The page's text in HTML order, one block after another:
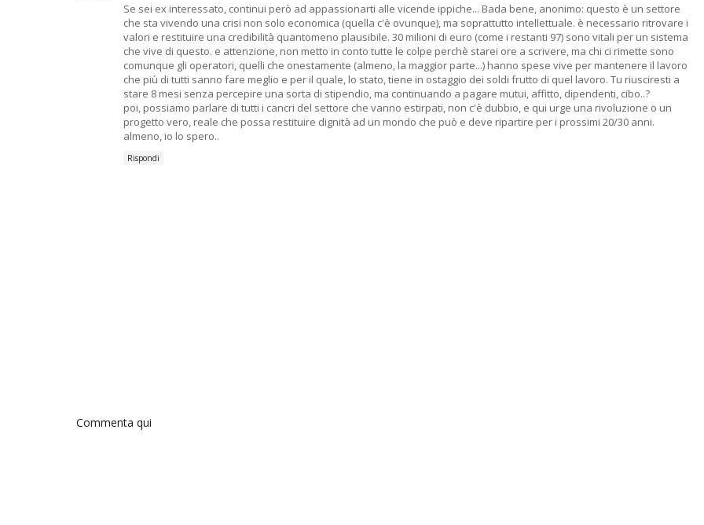
Se sei ex interessato, continui però ad appassionarti alle vicende ippiche... Bada bene, anonimo: questo è un settore
che sta vivendo una crisi non solo economica (quella c'è ovunque), ma soprattutto intellettuale. è necessario ritrovare i
valori e restituire una credibilità quantomeno plausibile. 30 milioni di euro (come i restanti 97) sono vitali per un sistema
che vive di questo. e attenzione, non metto in conto tutte le colpe perchè starei ore a scrivere, ma chi ci rimette sono
comunque gli operatori, quelli che onestamente (almeno, la maggior parte...) hanno spese vive per mantenere il lavoro
che più di tutti sanno fare meglio e per il quale, lo stato, tiene in ostaggio dei soldi frutto di quel lavoro. Tu riusciresti a
stare 8 mesi senza percepire una sorta di stipendio, ma continuando a pagare mutui, affitto, dipendenti, cibo..?
poi, possiamo parlare di tutti i cancri del settore che vanno estirpati, non c'è dubbio, e qui urge una rivoluzione o un
progetto vero, reale che possa restituire dignità ad un mondo che può e deve ripartire per i prossimi 20/30 anni.
almeno, io lo spero..
Rispondi
Commenta qui